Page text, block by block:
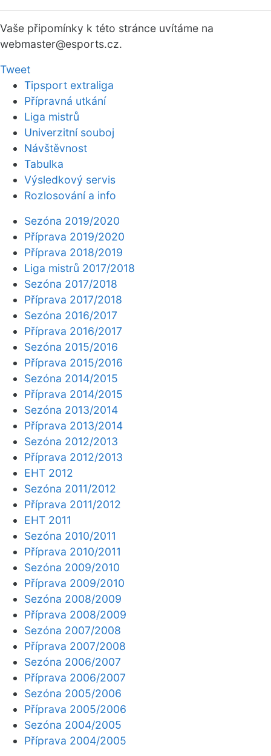
Vaše připomínky k této stránce uvítáme na
webmaster@esports.cz.
Tweet
Tipsport extraliga
Přípravná utkání
Liga mistrů
Univerzitní souboj
Návštěvnost
Tabulka
Výsledkový servis
Rozlosování a info
Sezóna 2019/2020
Příprava 2019/2020
Příprava 2018/2019
Liga mistrů 2017/2018
Sezóna 2017/2018
Příprava 2017/2018
Sezóna 2016/2017
Příprava 2016/2017
Sezóna 2015/2016
Příprava 2015/2016
Sezóna 2014/2015
Příprava 2014/2015
Sezóna 2013/2014
Příprava 2013/2014
Sezóna 2012/2013
Příprava 2012/2013
EHT 2012
Sezóna 2011/2012
Příprava 2011/2012
EHT 2011
Sezóna 2010/2011
Příprava 2010/2011
Sezóna 2009/2010
Příprava 2009/2010
Sezóna 2008/2009
Příprava 2008/2009
Sezóna 2007/2008
Příprava 2007/2008
Sezóna 2006/2007
Příprava 2006/2007
Sezóna 2005/2006
Příprava 2005/2006
Sezóna 2004/2005
Příprava 2004/2005